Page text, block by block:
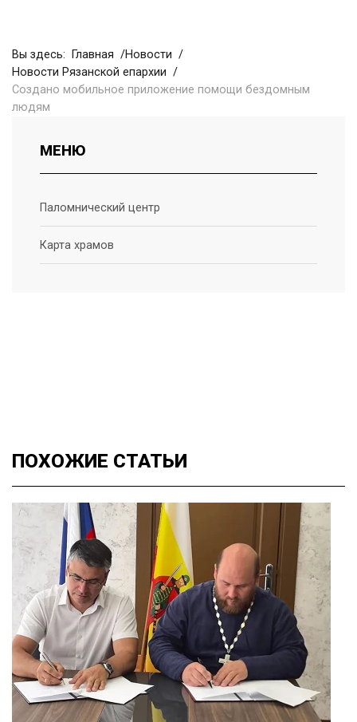
Вы здесь: Главная
Новости
Новости Рязанской епархии
Создано мобильное приложение помощи бездомным
людям
МЕНЮ
Паломнический центр
Карта храмов
ПОХОЖИЕ СТАТЬИ